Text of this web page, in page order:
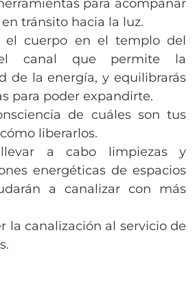
para acompañar
tránsito hacia la luz.
el cuerpo en el templo del
canal que permite la
de la energía, y equilibrarás
para poder expandirte.
de cuáles son tus
liberarlos.
a cabo limpiezas y
energéticas de espacios
a canalizar con más
la canalización al servicio de